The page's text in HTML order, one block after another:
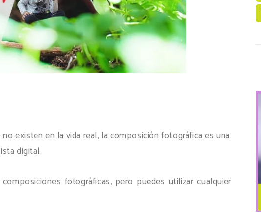
existen en la vida real, la composición fotográfica es una
digital.
fotográficas, pero puedes utilizar cualquier